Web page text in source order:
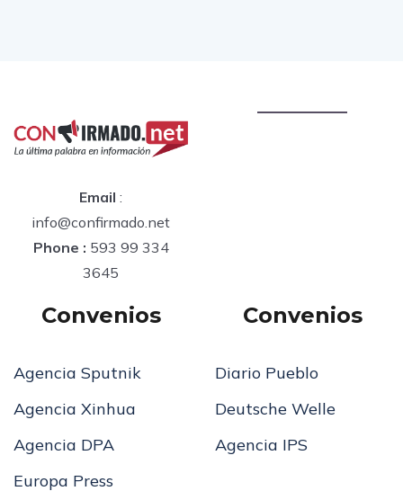
Email :
info@confirmado.net
Phone : 593 99 334
3645
Convenios
Agencia Sputnik
Agencia Xinhua
Agencia DPA
Europa Press
Convenios
Diario Pueblo
Deutsche Welle
Agencia IPS